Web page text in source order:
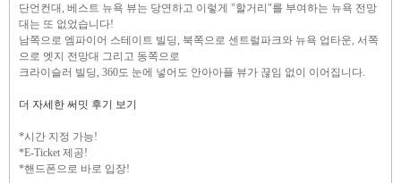
단언컨대, 베스트 뉴욕 뷰는 당연하고 이렇게 "할거리"를 부여하는 뉴욕 전망
대는 또 없었습니다!
남쪽으로 엠파이어 스테이트 빌딩, 북쪽으로 센트럴파크와 뉴욕 업타운, 서쪽
으로 엣지 전망대 그리고 동쪽으로
크라이슬러 빌딩, 360도 눈에 넣어도 안아아플 뷰가 끊임 없이 이어집니다.
더 자세한 써밋 후기 보기
*시간 지정 가능!
*E-Ticket 제공!
*핸드폰으로 바로 입장!